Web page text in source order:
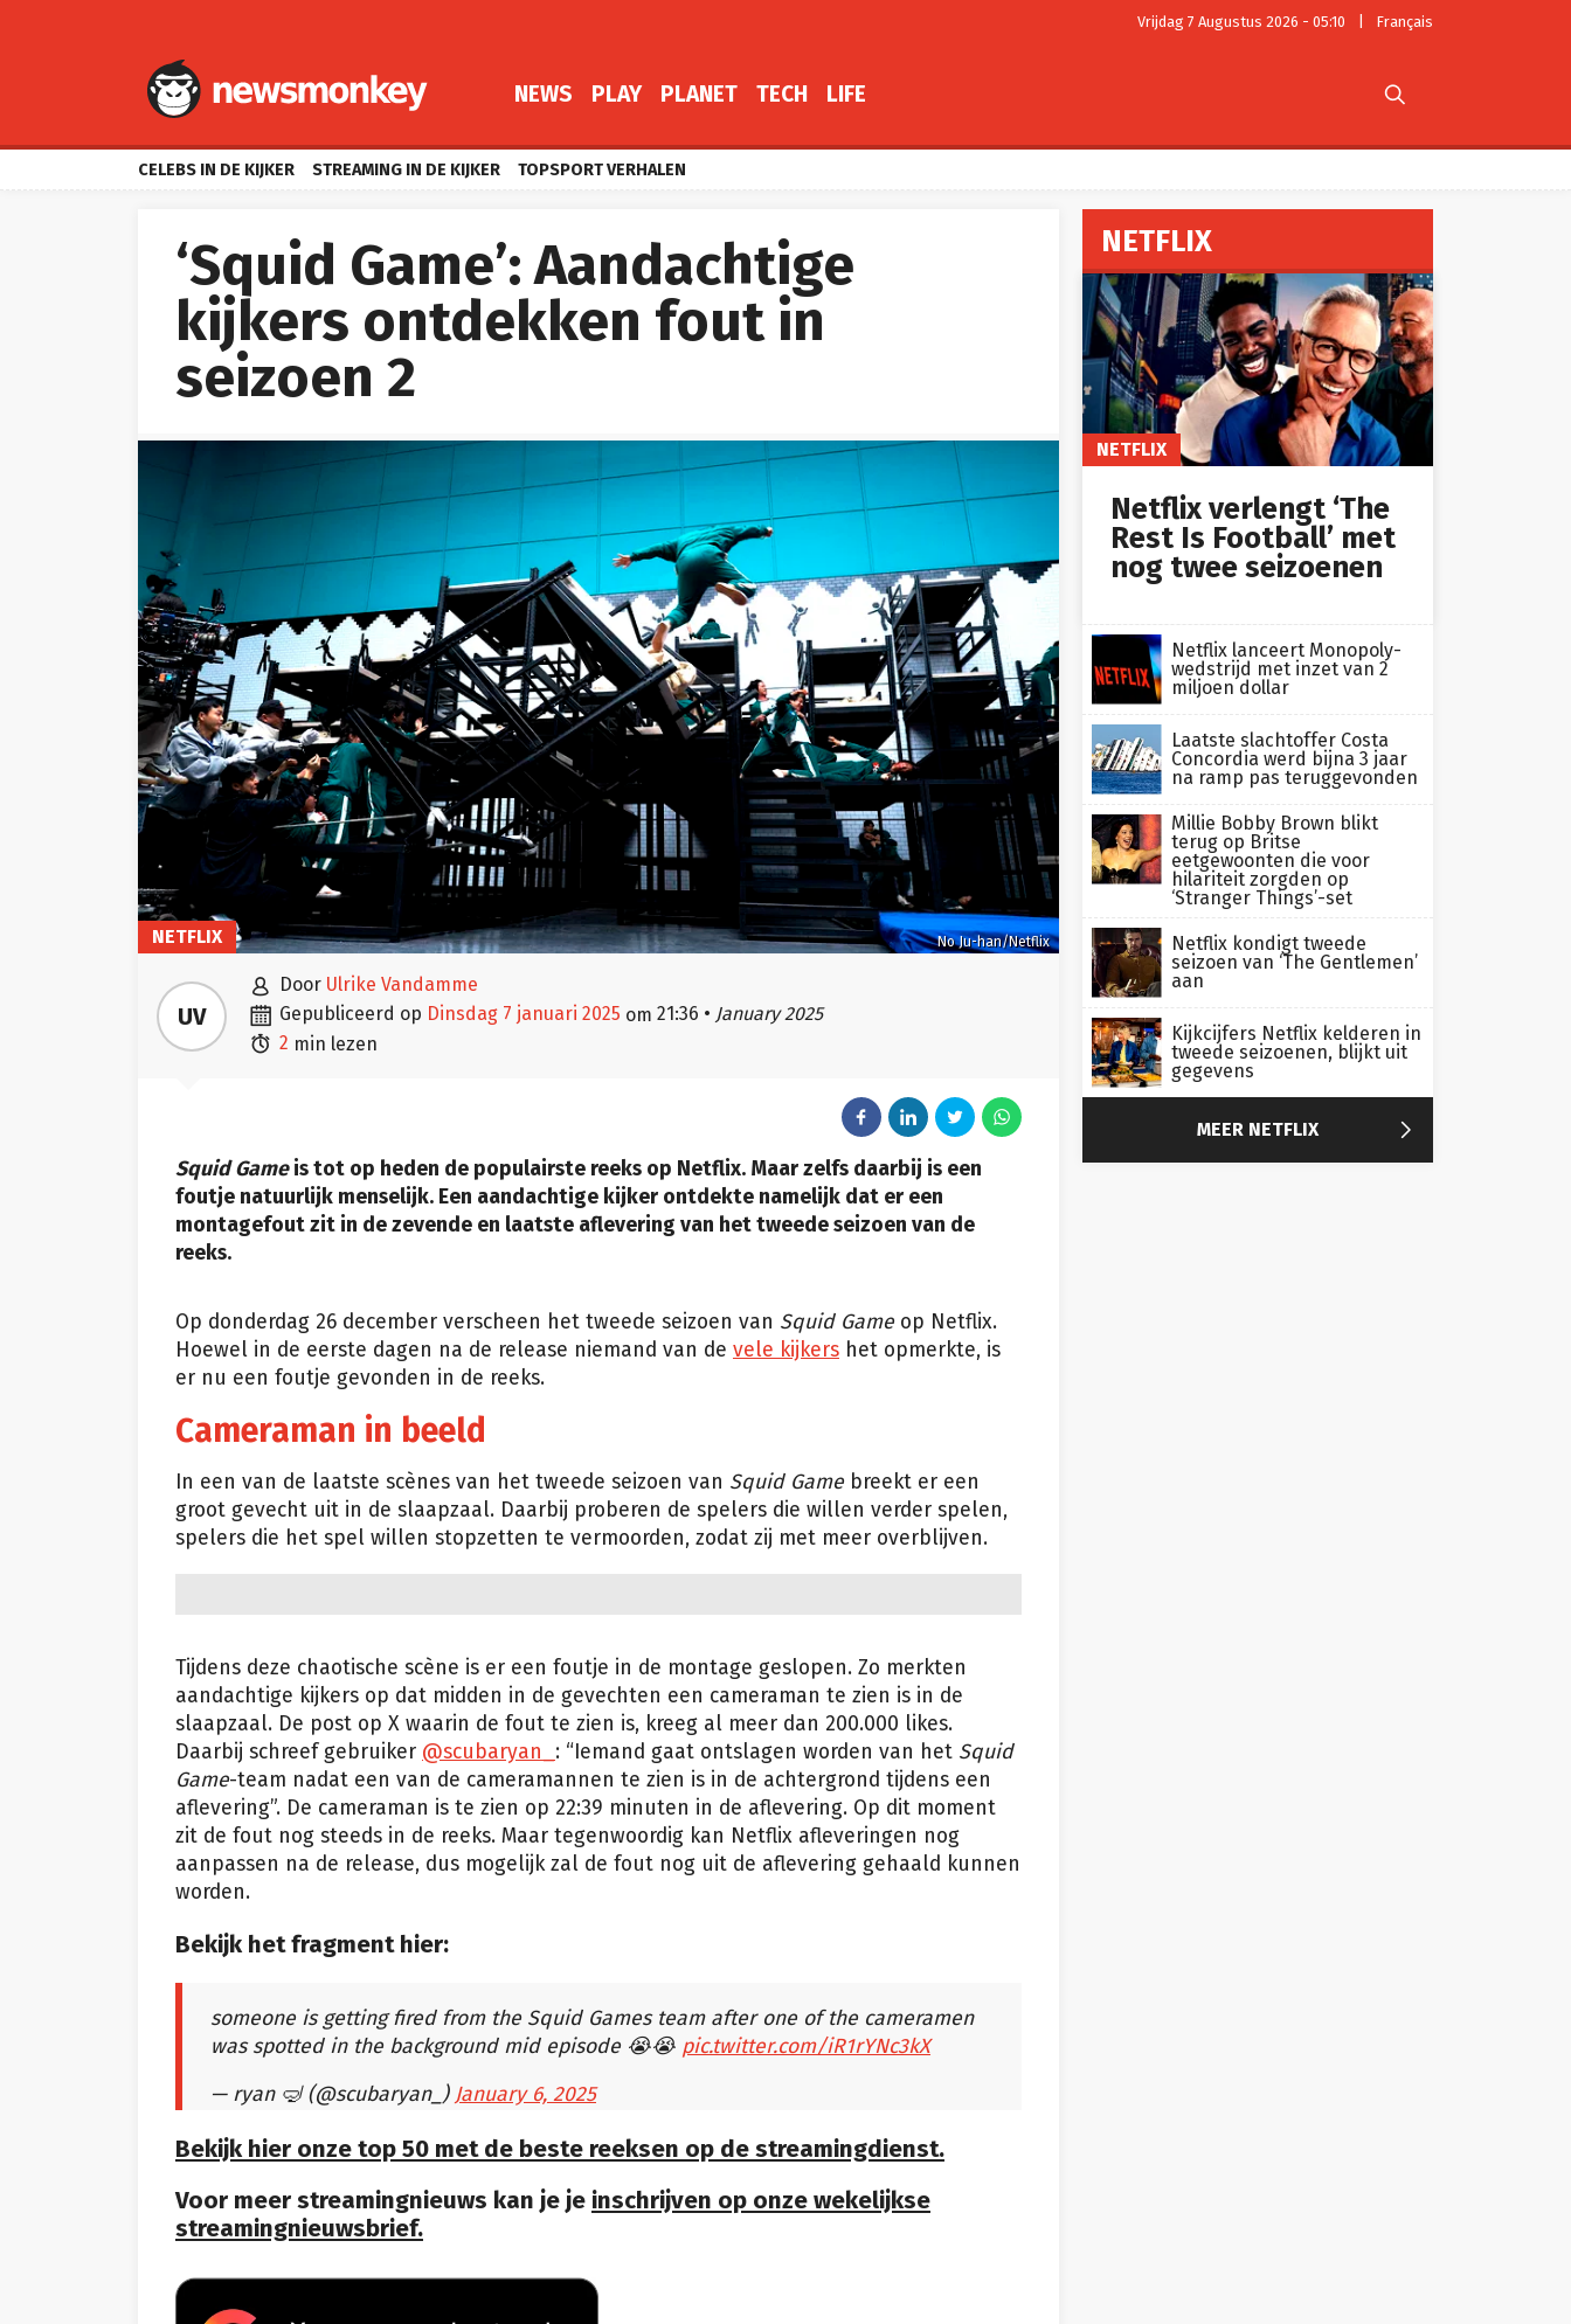
Vrijdag 7 Augustus 2026 - 05:10 Français
NEWS PLAY PLANET TECH LIFE 
CELEBS IN DE KIJKER STREAMING IN DE KIJKER TOPSPORT VERHALEN
‘Squid Game’: Aandachtige
kijkers ontdekken fout in
seizoen 2
No Ju-han/Netflix
NETFLIX
UV
 door Ulrike Vandamme
 gepubliceerd op dinsdag 7 januari 2025 om 21:36 • January 2025
 2 min lezen
Squid Gameis tot op heden de populairste reeks op Netflix. Maar zelfs daarbij is een
foutje natuurlijk menselijk. Een aandachtige kijker ontdekte namelijk dat er een
montagefout zit in de zevende en laatste aflevering van het tweede seizoen van de
reeks.
Op donderdag 26 december verscheen het tweede seizoen van Squid Gameop Netflix.
Hoewel in de eerste dagen na de release niemand van de vele kijkers het opmerkte, is
er nu een foutje gevonden in de reeks.
Cameraman in beeld
In een van de laatste scènes van het tweede seizoen van Squid Gamebreekt er een
groot gevecht uit in de slaapzaal. Daarbij proberen de spelers die willen verder spelen,
spelers die het spel willen stopzetten te vermoorden, zodat zij met meer overblijven.
Tijdens deze chaotische scène is er een foutje in de montage geslopen. Zo merkten
aandachtige kijkers op dat midden in de gevechten een cameraman te zien is in de
slaapzaal. De post op X waarin de fout te zien is, kreeg al meer dan 200.000 likes.
Daarbij schreef gebruiker @scubaryan_ : “Iemand gaat ontslagen worden van het Squid
Game-team nadat een van de cameramannen te zien is in de achtergrond tijdens een
aflevering”. De cameraman is te zien op 22:39 minuten in de aflevering. Op dit moment
zit de fout nog steeds in de reeks. Maar tegenwoordig kan Netflix afleveringen nog
aanpassen na de release, dus mogelijk zal de fout nog uit de aflevering gehaald kunnen
worden.
Bekijk het fragment hier:
someone is getting fired from the Squid Games team after one of the cameramen
was spotted in the background mid episode 😭😭 pic.twitter.com/iR1rYNc3kX
— ryan 🤿 (@scubaryan_) January 6, 2025
Bekijk hier onze top 50 met de beste reeksen op de streamingdienst.
Voor meer streamingnieuws kan je je inschrijven op onze wekelijkse
streamingnieuwsbrief.
NETFLIX
NETFLIX
Netflix verlengt ‘The
Rest Is Football’ met
nog twee seizoenen
Netflix lanceert Monopoly-
wedstrijd met inzet van 2
miljoen dollar
Laatste slachtoffer Costa
Concordia werd bijna 3 jaar
na ramp pas teruggevonden
Millie Bobby Brown blikt
terug op Britse
eetgewoonten die voor
hilariteit zorgden op
‘Stranger Things’-set
Netflix kondigt tweede
seizoen van ‘The Gentlemen’
aan
Kijkcijfers Netflix kelderen in
tweede seizoenen, blijkt uit
gegevens
MEER NETFLIX 